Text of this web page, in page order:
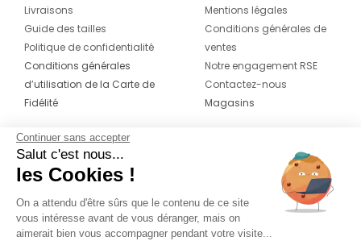
Livraisons
Guide des tailles
Politique de confidentialité
Conditions générales
d’utilisation de la Carte de
Fidélité
Mentions légales
Conditions générales de
ventes
Notre engagement RSE
Contactez-nous
Magasins
CONTACT
04 42 20 78 42
Du lundi au jeudi de 8h30 à 16h30 & le
vendredi de 8h30 à 15h30
Continuer sans accepter
Salut c'est nous...
les Cookies !
On a attendu d'être sûrs que le contenu de ce site
vous intéresse avant de vous déranger, mais on
aimerait bien vous accompagner pendant votre visite...